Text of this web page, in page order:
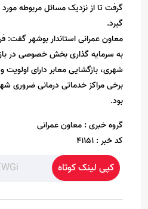
گرفت تا از نزدیک مسائل مربوطه
گیرد.
معاون عمرانی استاندار بوشهر گفت:
به سرمایه گذاری بخش خصوصی در
شهری، بازگشایی معابر دارای
برخی مراکز خدماتی درمانی ضروری
بود.
گروه خبری : معاون عمرانی
کد خبر : 41151
کپی لینک کوتاه